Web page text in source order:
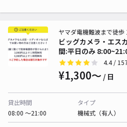
ビッグカメラ・エス
間:平日のみ
ヤマダ電機難波まで徒歩
4.4/
¥1,300〜 / 日
貸出時間
08:00 〜21:00
タイプ
機械式（有人）